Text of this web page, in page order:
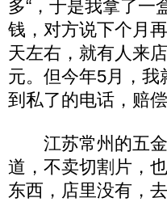
多“，于是我拿了一
钱，对方说下个月
天左右，就有人来
元。但今年5月，
到私了的电话，赔
江苏常州的五金
道，不卖切割片，
东西，店里没有，